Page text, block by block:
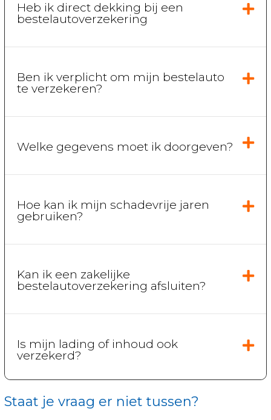
Heb ik direct dekking bij een
bestelautoverzekering
Ben ik verplicht om mijn bestelauto
te verzekeren?
Welke gegevens moet ik doorgeven?
Hoe kan ik mijn schadevrije jaren
gebruiken?
Kan ik een zakelijke
bestelautoverzekering afsluiten?
Is mijn lading of inhoud ook
verzekerd?
Staat je vraag er niet tussen?